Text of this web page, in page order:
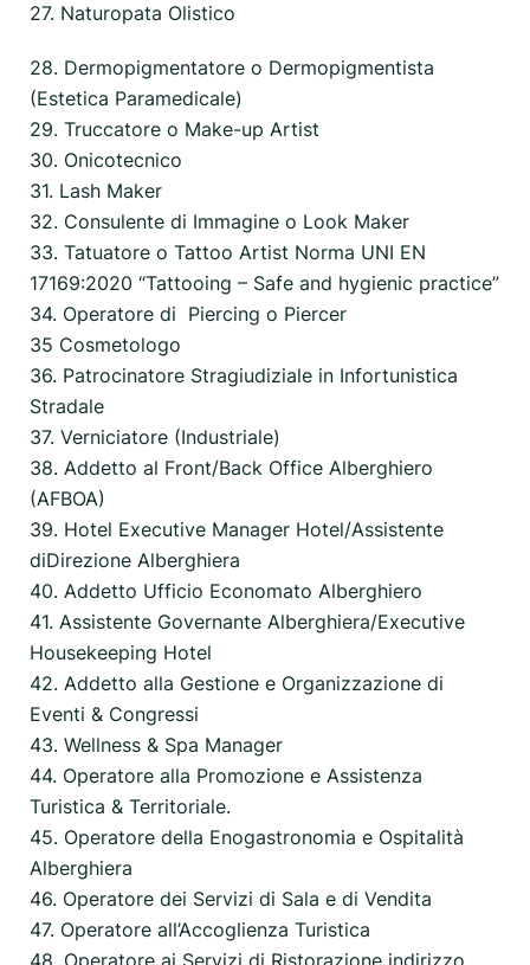
27. Naturopata Olistico
28. Dermopigmentatore o Dermopigmentista
(Estetica Paramedicale)
29. Truccatore o Make-up Artist
30. Onicotecnico
31. Lash Maker
32. Consulente di Immagine o Look Maker
33. Tatuatore o Tattoo Artist Norma UNI EN
17169:2020 “Tattooing – Safe and hygienic practice”
34. Operatore di Piercing o Piercer
35 Cosmetologo
36. Patrocinatore Stragiudiziale in Infortunistica
Stradale
37. Verniciatore (Industriale)
38. Addetto al Front/Back Office Alberghiero
(AFBOA)
39. Hotel Executive Manager Hotel/Assistente
diDirezione Alberghiera
40. Addetto Ufficio Economato Alberghiero
41. Assistente Governante Alberghiera/Executive
Housekeeping Hotel
42. Addetto alla Gestione e Organizzazione di
Eventi & Congressi
43. Wellness & Spa Manager
44. Operatore alla Promozione e Assistenza
Turistica & Territoriale.
45. Operatore della Enogastronomia e Ospitalità
Alberghiera
46. Operatore dei Servizi di Sala e di Vendita
47. Operatore all’Accoglienza Turistica
48. Operatore ai Servizi di Ristorazione indirizzo